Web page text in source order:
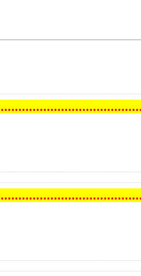
......................................
......................................